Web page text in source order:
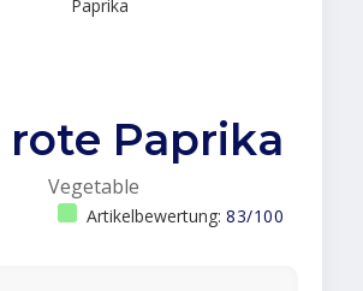
rote Paprika
Vegetable
Artikelbewertung: 83/100